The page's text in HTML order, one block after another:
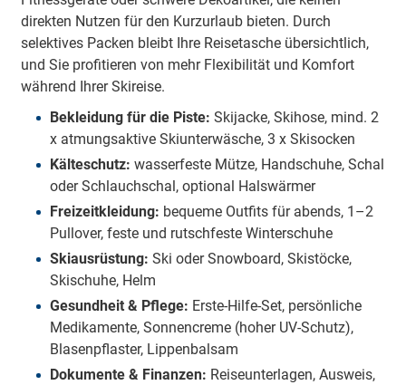
direkten Nutzen für den Kurzurlaub bieten. Durch
selektives Packen bleibt Ihre Reisetasche übersichtlich,
und Sie profitieren von mehr Flexibilität und Komfort
während Ihrer Skireise.
Bekleidung für die Piste: Skijacke, Skihose, mind. 2
x atmungsaktive Skiunterwäsche, 3 x Skisocken
Kälteschutz: wasserfeste Mütze, Handschuhe, Schal
oder Schlauchschal, optional Halswärmer
Freizeitkleidung: bequeme Outfits für abends, 1–2
Pullover, feste und rutschfeste Winterschuhe
Skiausrüstung: Ski oder Snowboard, Skistöcke,
Skischuhe, Helm
Gesundheit & Pflege: Erste-Hilfe-Set, persönliche
Medikamente, Sonnencreme (hoher UV-Schutz),
Blasenpflaster, Lippenbalsam
Dokumente & Finanzen: Reiseunterlagen, Ausweis,